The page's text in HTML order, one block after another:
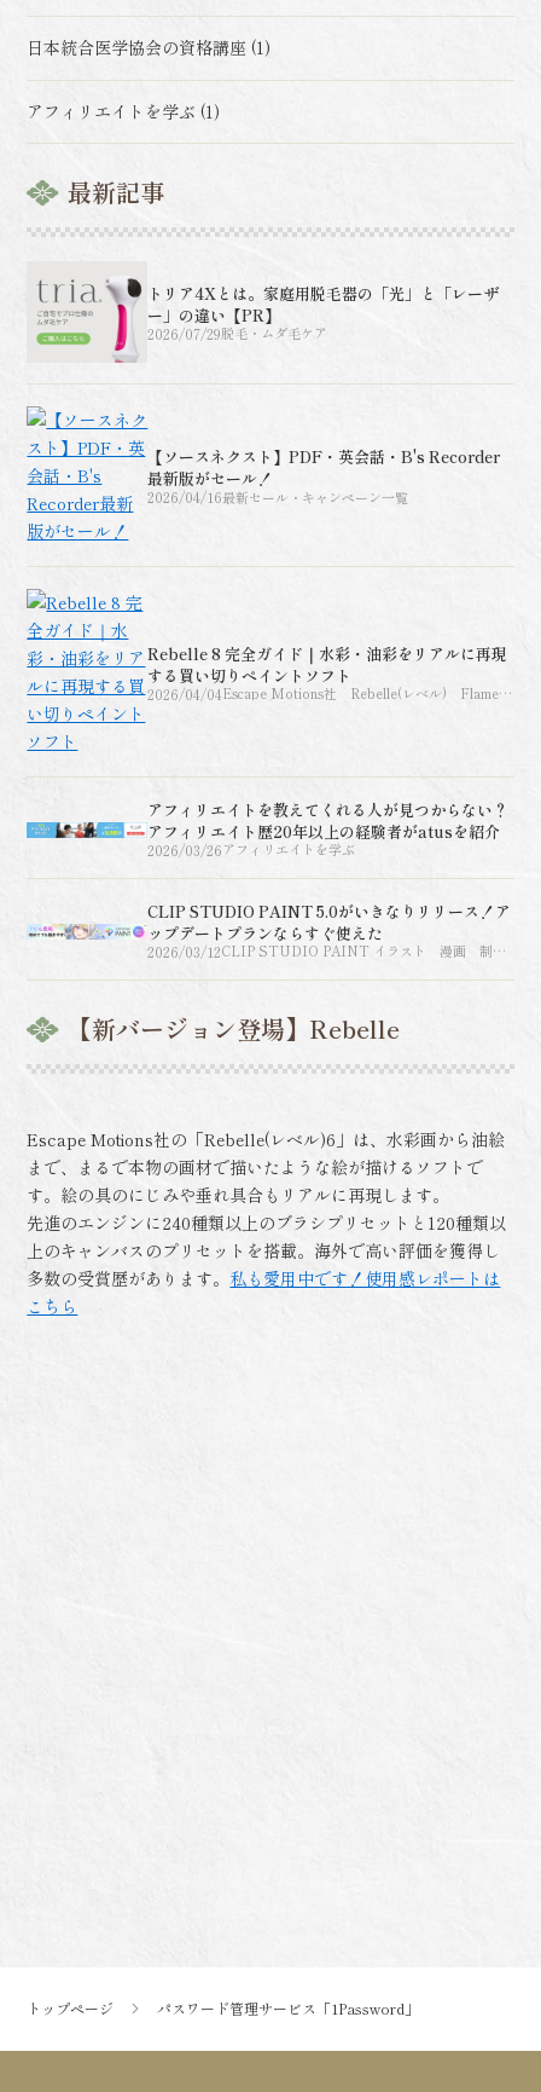
日本統合医学協会の資格講座 (1)
アフィリエイトを学ぶ (1)
最新記事
トリア4Xとは。家庭用脱毛器の「光」と「レーザ
ー」の違い【PR】
2026/07/29脱毛・ムダ毛ケア
【ソースネクスト】PDF・英会話・B's Recorder
最新版がセール！
2026/04/16最新セール・キャンペーン一覧
Rebelle 8 完全ガイド｜水彩・油彩をリアルに再現
する買い切りペイントソフト
2026/04/04Escape Motions社 Rebelle(レベル) Flame
Painter(フレームペインタ
アフィリエイトを教えてくれる人が見つからない？
アフィリエイト歴20年以上の経験者がatusを紹介
2026/03/26アフィリエイトを学ぶ
CLIP STUDIO PAINT 5.0がいきなりリリース！ア
ップデートプランならすぐ使えた
2026/03/12CLIP STUDIO PAINT イラスト 漫画 制作
ソフト グラフィックソフト【パソコンでお絵描
き】
【新バージョン登場】Rebelle
Escape Motions社の「Rebelle(レベル)6」は、水彩画から油絵
まで、まるで本物の画材で描いたような絵が描けるソフトで
す。絵の具のにじみや垂れ具合もリアルに再現します。
先進のエンジンに240種類以上のブラシプリセットと120種類以
上のキャンバスのプリセットを搭載。海外で高い評価を獲得し
多数の受賞歴があります。 私も愛用中です！使用感レポートは
こちら
トップページ パスワード管理サービス「1Password」